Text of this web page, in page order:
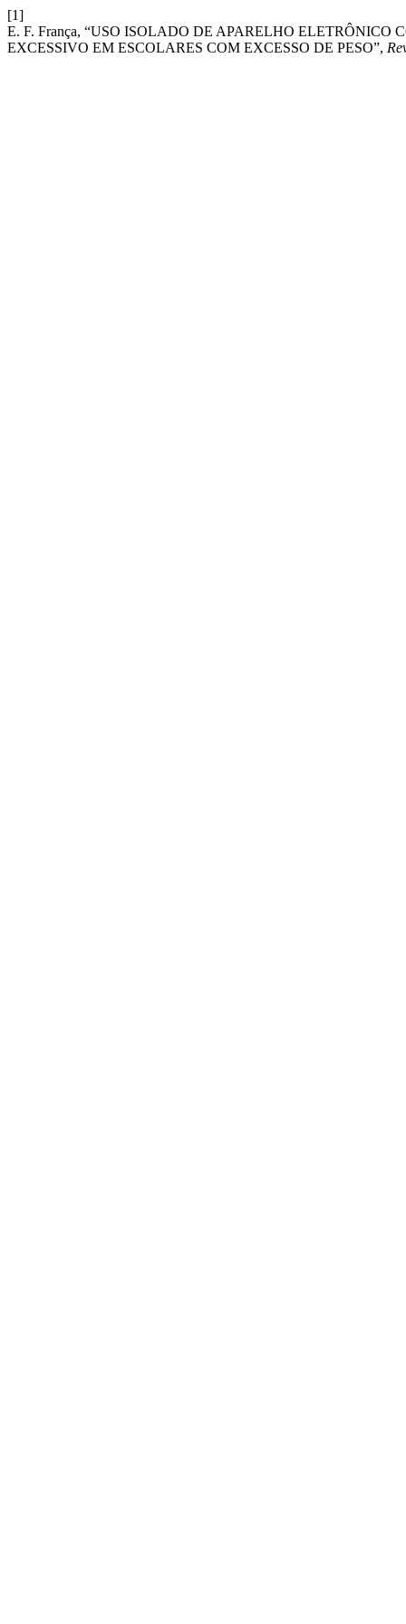
[1]
E. F. França, “USO ISOLADO DE APARELHO
EXCESSIVO EM ESCOLARES COM EXCESSO DE PESO”,